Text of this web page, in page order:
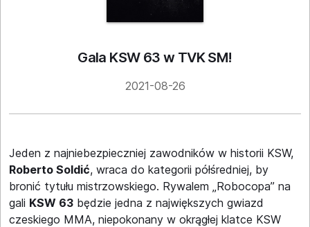
Gala KSW 63 w TVK SM!
2021-08-26
Jeden z najniebezpieczniej zawodników w historii KSW,
Roberto Soldić, wraca do kategorii półśredniej, by
bronić tytułu mistrzowskiego. Rywalem „Robocopa” na
gali KSW 63 będzie jedna z największych gwiazd
czeskiego MMA, niepokonany w okrągłej klatce KSW